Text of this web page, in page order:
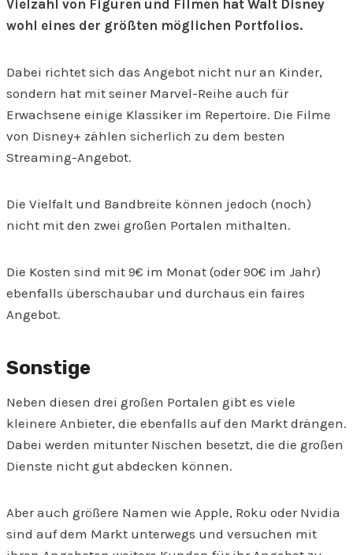
Vielzahl von Figuren und Filmen hat Walt Disney
wohl eines der größten möglichen Portfolios.
Dabei richtet sich das Angebot nicht nur an Kinder,
sondern hat mit seiner Marvel-Reihe auch für
Erwachsene einige Klassiker im Repertoire. Die Filme
von Disney+ zählen sicherlich zu dem besten
Streaming-Angebot.
Die Vielfalt und Bandbreite können jedoch (noch)
nicht mit den zwei großen Portalen mithalten.
Die Kosten sind mit 9€ im Monat (oder 90€ im Jahr)
ebenfalls überschaubar und durchaus ein faires
Angebot.
Sonstige
Neben diesen drei großen Portalen gibt es viele
kleinere Anbieter, die ebenfalls auf den Markt drängen.
Dabei werden mitunter Nischen besetzt, die die großen
Dienste nicht gut abdecken können.
Aber auch größere Namen wie Apple, Roku oder Nvidia
sind auf dem Markt unterwegs und versuchen mit